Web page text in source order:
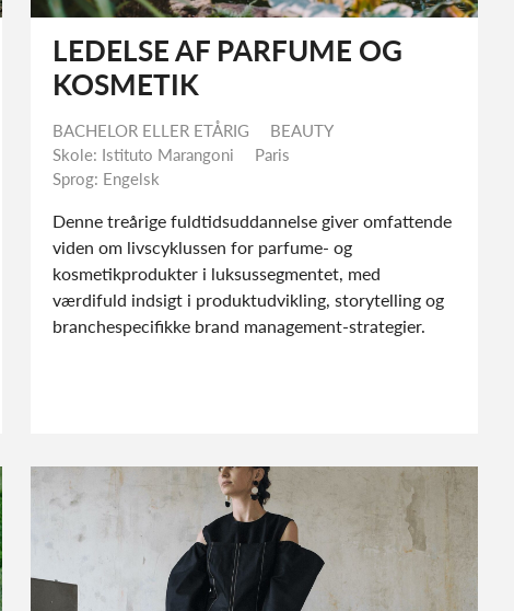
LEDELSE AF PARFUME OG
KOSMETIK
BACHELOR ELLER ETÅRIG
BEAUTY
Skole: Istituto Marangoni
Paris
Sprog: Engelsk
Denne treårige fuldtidsuddannelse giver
omfattende viden om livscyklussen for parfume- og
kosmetikprodukter i luksussegmentet, med
værdifuld indsigt i produktudvikling, storytelling og
branchespecifikke brand management-strategier.